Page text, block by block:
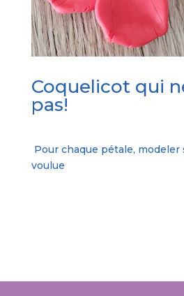
Coquelicot qui
pas!
Pour chaque pétale,
voulue